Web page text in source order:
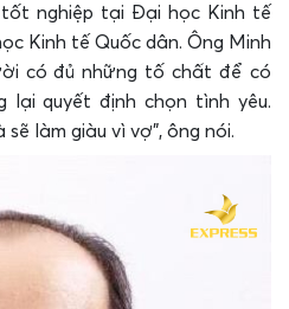
tốt nghiệp tại Đại học Kinh tế
Kinh tế Quốc dân. Ông Minh
có đủ những tố chất để có
lại quyết định chọn tình yêu.
sẽ làm giàu vì vợ”, ông nói.